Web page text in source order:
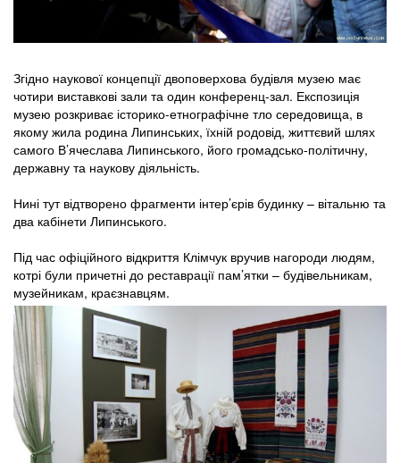
Згідно наукової концепції двоповерхова будівля музею має
чотири виставкові зали та один конференц-зал. Експозиція
музею розкриває історико-етнографічне тло середовища, в
якому жила родина Липинських, їхній родовід, життєвий шлях
самого В’ячеслава Липинського, його громадсько-політичну,
державну та наукову діяльність.
Нині тут відтворено фрагменти інтер’єрів будинку – вітальню та
два кабінети Липинського.
Під час офіційного відкриття Клімчук вручив нагороди людям,
котрі були причетні до реставрації пам’ятки – будівельникам,
музейникам, краєзнавцям.